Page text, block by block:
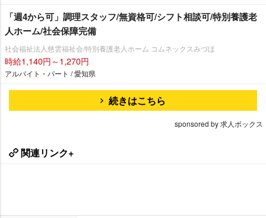
「週4から可」調理スタッフ/無資格可/シフト相談可/特別養護老
人ホーム/社会保障完備
社会福祉法人慈雲福祉会/特別養護老人ホーム コムネックスみづほ
時給1,140円～1,270円
アルバイト・パート / 愛知県
続きはこちら
sponsored by 求人ボックス
関連リンク+